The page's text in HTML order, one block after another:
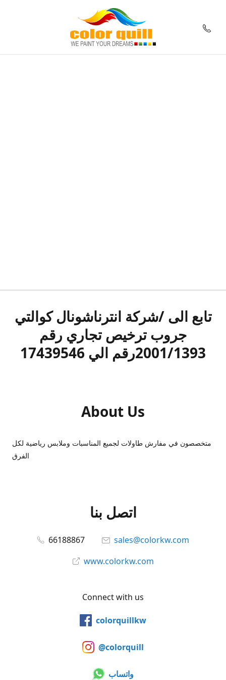
تابع الى /شركة انترناشونال كوالتي
جروب ترخيص تجاري رقم
2001/1393رقم الي 17439546
About Us
متخصصون في مفارش طاولات لجميع المناسبات وملابس رياضية لكل
الفرق
اتصل بنا
66188867
sales@colorkw.com
www.colorkw.com
Connect with us
colorquillkw
@colorquill
واتساب